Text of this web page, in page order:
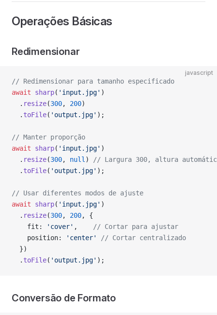
Operações Básicas
Redimensionar
javascript
// Redimensionar para tamanho especificado
await sharp( 'input.jpg' )
  .
resize(300, 200)
  .
toFile( 'output.jpg' );
// Manter proporção
await sharp( 'input.jpg' )
  .
resize(300, null )
// Largura 300, altura
  .
toFile( 'output.jpg' );
// Usar diferentes modos de ajuste
await sharp( 'input.jpg' )
  .
resize(300, 200, {
    fit:
'cover' ,
// Cortar para ajustar
    position:
'center'
// Cortar centralizado
  })
  .
toFile( 'output.jpg' );
Conversão de Formato